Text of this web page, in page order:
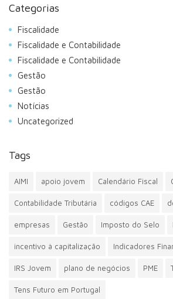
Categorias
Fiscalidade
Fiscalidade e Contabilidade
Fiscalidade e Contabilidade
Gestão
Gestão
Notícias
Uncategorized
Tags
AIMI apoio jovem Calendário Fiscal
Contabilidade Tributária códigos CAE
empresas Gestão Imposto do Selo
incentivo à capitalização Indicadores
IRS Jovem plano de negócios PME
Tens Futuro em Portugal